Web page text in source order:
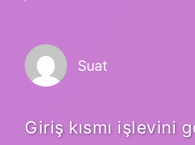
Suat
Giriş kısmı işlevini